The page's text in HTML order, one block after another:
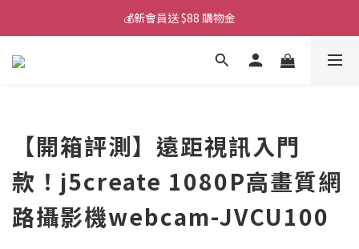
💰新會員送 $88 購物金
💰新會員送 $88 購物金
📱iPhone 17 充電挑選懶人包
【開箱評測】遠距視訊入門
款！j5create 1080P高畫質網
路攝影機webcam-JVCU100